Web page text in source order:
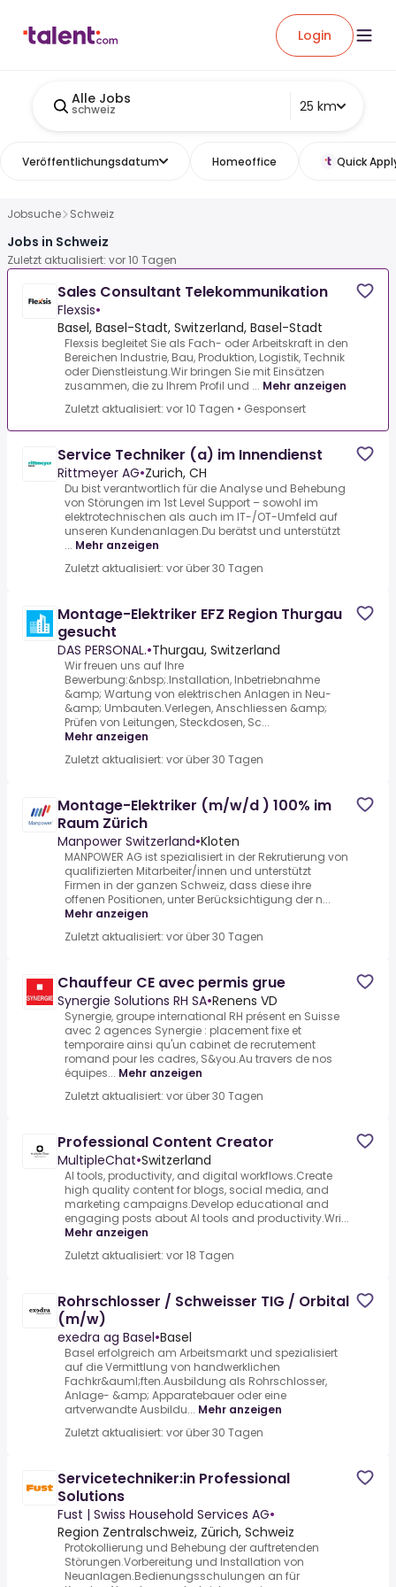
Login
Alle Jobs
schweiz 25 km
Veröffentlichungsdatum Homeoffice Quick
Jobsuche Schweiz
Jobs in Schweiz
Zuletzt aktualisiert: vor 10 Tagen
Sales Consultant Telekommunikation
Flexsis•
Basel, Basel-Stadt, Switzerland, Basel-Stadt
Flexsis begleitet Sie als Fach- oder Arbeitskraft in den
Bereichen Industrie, Bau, Produktion, Logistik, Technik
oder Dienstleistung.Wir bringen Sie mit Einsätzen
zusammen, die zu Ihrem Profil und ... Mehr anzeigen
Zuletzt aktualisiert: vor 10 Tagen • Gesponsert
Service Techniker (a) im Innendienst
Rittmeyer AG•Zurich, CH
Du bist verantwortlich für die Analyse und Behebung
von Störungen im 1st Level Support – sowohl im
elektrotechnischen als auch im IT-/OT-Umfeld auf
unseren Kundenanlagen.Du berätst und unterstützt
... Mehr anzeigen
Zuletzt aktualisiert: vor über 30 Tagen
Montage-Elektriker EFZ Region Thurgau
gesucht
DAS PERSONAL.•Thurgau, Switzerland
Wir freuen uns auf Ihre
Bewerbung:&nbsp;.Installation, Inbetriebnahme
&amp; Wartung von elektrischen Anlagen in Neu-
&amp; Umbauten.Verlegen, Anschliessen &amp;
Prüfen von Leitungen, Steckdosen, Sc...
Mehr anzeigen
Zuletzt aktualisiert: vor über 30 Tagen
Montage-Elektriker (m/w/d ) 100% im
Raum Zürich
Manpower Switzerland•Kloten
MANPOWER AG ist spezialisiert in der Rekrutierung von
qualifizierten Mitarbeiter/innen und unterstützt
Firmen in der ganzen Schweiz, dass diese ihre
offenen Positionen, unter Berücksichtigung der n...
Mehr anzeigen
Zuletzt aktualisiert: vor über 30 Tagen
Chauffeur CE avec permis grue
Synergie Solutions RH SA•Renens VD
Synergie, groupe international RH présent en Suisse
avec 2 agences Synergie : placement fixe et
temporaire ainsi qu'un cabinet de recrutement
romand pour les cadres, S&you.Au travers de nos
équipes... Mehr anzeigen
Zuletzt aktualisiert: vor über 30 Tagen
Professional Content Creator
MultipleChat•Switzerland
AI tools, productivity, and digital workflows.Create
high quality content for blogs, social media, and
marketing campaigns.Develop educational and
engaging posts about AI tools and productivity.Wri...
Mehr anzeigen
Zuletzt aktualisiert: vor 18 Tagen
Rohrschlosser / Schweisser TIG / Orbital
(m/w)
exedra ag Basel•Basel
Basel erfolgreich am Arbeitsmarkt und spezialisiert
auf die Vermittlung von handwerklichen
Fachkr&auml;ften.Ausbildung als Rohrschlosser,
Anlage- &amp; Apparatebauer oder eine
artverwandte Ausbildu... Mehr anzeigen
Zuletzt aktualisiert: vor über 30 Tagen
Servicetechniker:in Professional
Solutions
Fust | Swiss Household Services AG•
Region Zentralschweiz, Zürich, Schweiz
Protokollierung und Behebung der auftretenden
Störungen.Vorbereitung und Installation von
Neuanlagen.Bedienungsschulungen an für